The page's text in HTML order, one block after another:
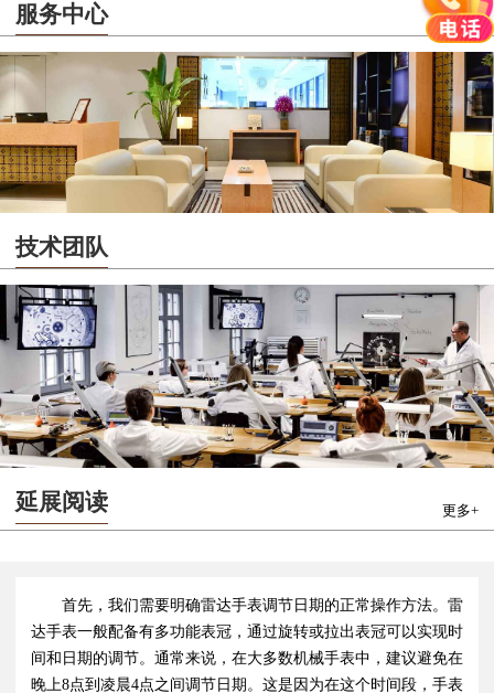
服务中心
技术团队
延展阅读 更多+
首先，我们需要明确雷达手表调节日期的正常操作方法。雷
达手表一般配备有多功能表冠，通过旋转或拉出表冠可以实现时
间和日期的调节。通常来说，在大多数机械手表中，建议避免在
晚上8点到凌晨4点之间调节日期。这是因为在这个时间段，手表